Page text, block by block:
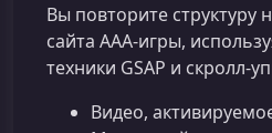
Вы повторите структуру
сайта AAA-игры,
техники GSAP и скролл-
Видео,